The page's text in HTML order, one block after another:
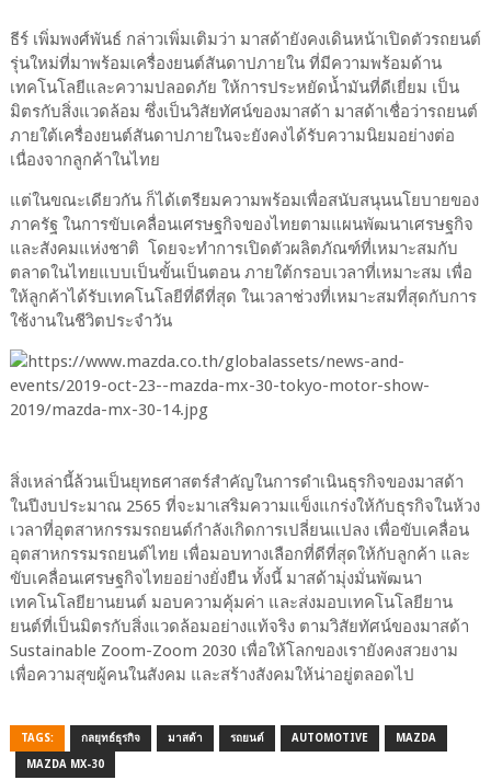
ธีร์ เพิ่มพงศ์พันธ์ กล่าวเพิ่มเติมว่า มาสด้ายังคงเดินหน้าเปิดตัวรถยนต์
รุ่นใหม่ที่มาพร้อมเครื่องยนต์สันดาปภายใน ที่มีความพร้อมด้าน
เทคโนโลยีและความปลอดภัย ให้การประหยัดน้ำมันที่ดีเยี่ยม เป็น
มิตรกับสิ่งแวดล้อม ซึ่งเป็นวิสัยทัศน์ของมาสด้า มาสด้าเชื่อว่ารถยนต์
ภายใต้เครื่องยนต์สันดาปภายในจะยังคงได้รับความนิยมอย่างต่อ
เนื่องจากลูกค้าในไทย
แต่ในขณะเดียวกัน ก็ได้เตรียมความพร้อมเพื่อสนับสนุนนโยบายของ
ภาครัฐ ในการขับเคลื่อนเศรษฐกิจของไทยตามแผนพัฒนาเศรษฐกิจ
และสังคมแห่งชาติ โดยจะทำการเปิดตัวผลิตภัณฑ์ที่เหมาะสมกับ
ตลาดในไทยแบบเป็นขั้นเป็นตอน ภายใต้กรอบเวลาที่เหมาะสม เพื่อ
ให้ลูกค้าได้รับเทคโนโลยีที่ดีที่สุด ในเวลาช่วงที่เหมาะสมที่สุดกับการ
ใช้งานในชีวิตประจำวัน
สิ่งเหล่านี้ล้วนเป็นยุทธศาสตร์สำคัญในการดำเนินธุรกิจของมาสด้า
ในปีงบประมาณ 2565 ที่จะมาเสริมความแข็งแกร่งให้กับธุรกิจในห้วง
เวลาที่อุตสาหกรรมรถยนต์กำลังเกิดการเปลี่ยนแปลง เพื่อขับเคลื่อน
อุตสาหกรรมรถยนต์ไทย เพื่อมอบทางเลือกที่ดีที่สุดให้กับลูกค้า และ
ขับเคลื่อนเศรษฐกิจไทยอย่างยั่งยืน ทั้งนี้ มาสด้ามุ่งมั่นพัฒนา
เทคโนโลยียานยนต์ มอบความคุ้มค่า และส่งมอบเทคโนโลยียาน
ยนต์ที่เป็นมิตรกับสิ่งแวดล้อมอย่างแท้จริง ตามวิสัยทัศน์ของมาสด้า
Sustainable Zoom-Zoom 2030 เพื่อให้โลกของเรายังคงสวยงาม
เพื่อความสุขผู้คนในสังคม และสร้างสังคมให้น่าอยู่ตลอดไป
TAGS: กลยุทธ์ธุรกิจ มาสด้า รถยนต์ AUTOMOTIVE MAZDA
MAZDA MX-30